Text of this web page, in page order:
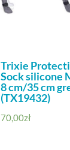
Trixie
Sock silicone
8 cm/35 cm
(TX19432)
70,00zł